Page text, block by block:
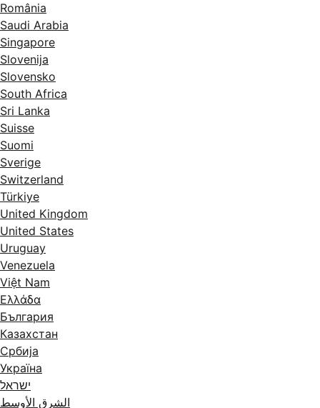
România
Saudi Arabia
Singapore
Slovenija
Slovensko
South Africa
Sri Lanka
Suisse
Suomi
Sverige
Switzerland
Türkiye
United Kingdom
United States
Uruguay
Venezuela
Việt Nam
Ελλάδα
България
Казахстан
Србија
Україна
ישראל
الشرق الأوسط